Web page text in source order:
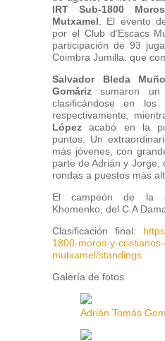
IRT Sub-1800
Mutxamel . El evento
por el Club d’Escacs
participación de 93
Coimbra Jumilla. que
Salvador Bleda
Gomáriz sumaron
clasificándose en los
respectivamente,
López acabó en la
puntos. Un
más jóvenes, con
parte de Adrián y Jorge,
rondas a puestos más
El campeón de la
Khomenko, del C.A
Clasificación final:
1800-moros-y-
mutxamel/standings
Galería de fotos
Adrián Tomás